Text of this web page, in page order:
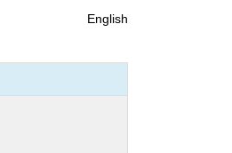
English